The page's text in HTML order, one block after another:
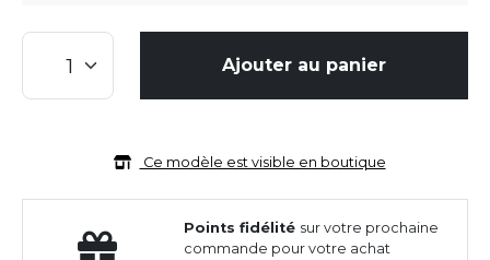
Ajouter au panier
Ce modèle est visible en boutique
Points fidélité sur votre prochaine
commande pour votre achat